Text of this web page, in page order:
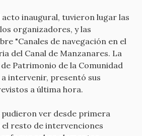
inaugural, tuvieron lugar las
organizadores, y las
"Canales de navegación en el
del Canal de Manzanares. La
Patrimonio de la Comunidad
intervenir, presentó sus
a última hora.
pudieron ver desde primera
el resto de intervenciones